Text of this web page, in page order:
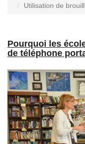
Utilisation de
Pourquoi les
de téléphone